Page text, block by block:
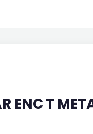
ENC T